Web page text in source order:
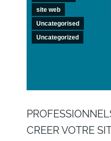
site web
Uncategorised
Uncategorized
CREER VOTRE